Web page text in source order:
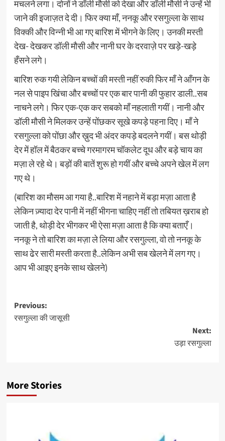
मचलने लगा। दोनों ने डॉली मौसी को देखा और डॉली मौसी ने उन्हें भी
जाने की इजाज़त दे दी। फिर क्या माँ, ननकू और रसगुल्ला के साथ
विक्की और विन्नी भी आ गए बारिश में भीगने के लिए। उनकी मस्ती
देख- देखकर डॉली मौसी और नानी घर के दरवाज़े पर खड़े-खड़े
हँसने लगे।
बारिश रुक गयी लेकिन बच्चों की मस्ती नहीं रुकी फिर माँ ने आँगन के
नल से पाइप खिंचा और बच्चों पर एक बार पानी की फुहार डाली..सब
नाचने लगे। फिर एक-एक कर सबको माँ नहलाती गयीं। नानी और
डॉली मौसी ने मिलकर उन्हें पोंछकर सूखे कपड़े पहना दिए। माँ ने
रसगुल्ला को पोंछा और ख़ुद भी अंदर कपड़े बदलने गयीं। बस थोड़ी
देर में हॉल में बैठकर बच्चे गरमागरम चॉकलेट दूध और बड़े चाय का
मज़ा ले रहे थे। बड़ों की बातें शुरू हो गयीं और बच्चे अपने खेल में लग
गए थे।
(बारिश का मौसम आ गया है..बारिश में नहाने में बड़ा मज़ा आता है
लेकिन ज़्यादा देर पानी में नहीं भीगना चाहिए नहीं तो तबियत ख़राब हो
जाती है, थोड़ी देर भीगकर भी ऐसा मज़ा आता है कि क्या बताएँ।
ननकू ने तो बारिश का मज़ा ले लिया और रसगुल्ला, वो तो ननकू के
साथ ढेर सारी मस्ती करता है..लेकिन अभी सब खेलने में लग गए।
आप भी आइए इनके साथ खेलने)
Post
navigation
Previous:
रसगुल्ला की जासूसी
Next:
उड़ा रसगुल्ला
More Stories